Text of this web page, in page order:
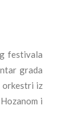
festivala
grada
orkestri iz
i